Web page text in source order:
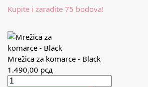
Kupite i zaradite 75 bodova!
Mrežica za komarce - Black
1.490,00 рсд